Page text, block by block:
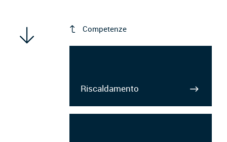
Competenze
Riscaldamento